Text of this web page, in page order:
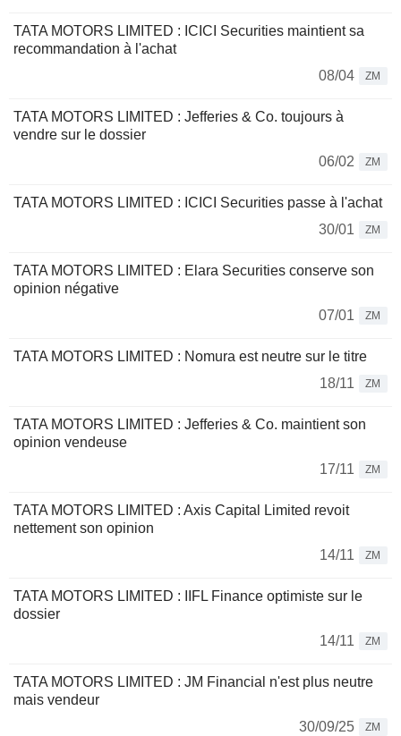
TATA MOTORS LIMITED : ICICI Securities maintient sa
recommandation à l'achat
08/04
ZM
TATA MOTORS LIMITED : Jefferies & Co. toujours à
vendre sur le dossier
06/02
ZM
TATA MOTORS LIMITED : ICICI Securities passe à l'achat
30/01
ZM
TATA MOTORS LIMITED : Elara Securities conserve son
opinion négative
07/01
ZM
TATA MOTORS LIMITED : Nomura est neutre sur le titre
18/11
ZM
TATA MOTORS LIMITED : Jefferies & Co. maintient son
opinion vendeuse
17/11
ZM
TATA MOTORS LIMITED : Axis Capital Limited revoit
nettement son opinion
14/11
ZM
TATA MOTORS LIMITED : IIFL Finance optimiste sur le
dossier
14/11
ZM
TATA MOTORS LIMITED : JM Financial n'est plus neutre
mais vendeur
30/09/25
ZM